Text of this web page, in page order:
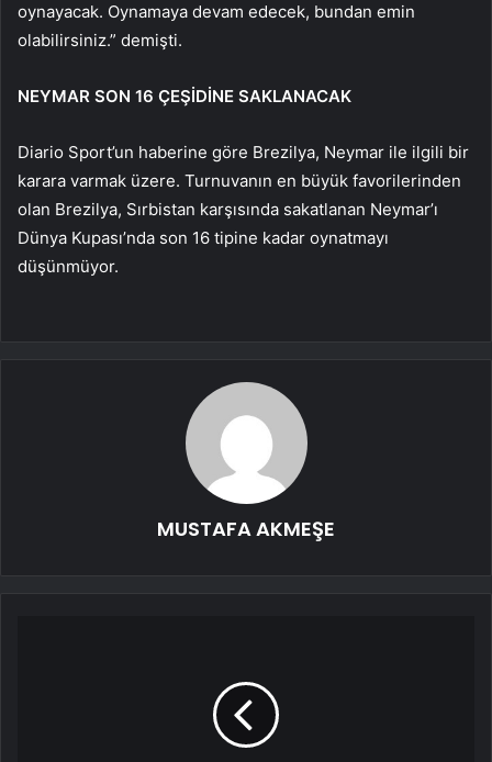
oynayacak. Oynamaya devam edecek, bundan emin
olabilirsiniz.” demişti.
NEYMAR SON 16 ÇEŞİDİNE SAKLANACAK
Diario Sport’un haberine göre Brezilya, Neymar ile ilgili bir
karara varmak üzere. Turnuvanın en büyük favorilerinden
olan Brezilya, Sırbistan karşısında sakatlanan Neymar’ı
Dünya Kupası’nda son 16 tipine kadar oynatmayı
düşünmüyor.
MUSTAFA AKMEŞE